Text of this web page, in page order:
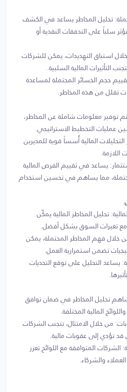
تحليل المخاطر يساعد في الكشف
سلباً على التدفقات النقدية أو
استباق التهديدات، يمكن للشركات
التأثيرات المالية السلبية.
حجم الخسائر المحتملة لمساعدة
تقلل من هذه المخاطر.
توفير معلومات شاملة عن المخاطر،
التخطيط الاستراتيجي.
التحليلات المالية أُسساً قوية للمديرين
اللازمة.
يساعد في تقييم الفرص المالية
مما يساهم في تحسين استخدام
تحليل المخاطر المالية يمكّن
مع تغيرات السوق بشكل أفضل.
فهم المخاطر المحتملة، يمكن
تضمن استمرارية العمل.
يساعد التحليل على توقع التحديات
تحليل المخاطر في ضمان توافق
المالية المختلفة.
من خلال الامتثال، تتجنب الشركات
قد تؤدي إلى عقوبات مالية.
المتوافقة مع اللوائح تعزز
والشركاء.